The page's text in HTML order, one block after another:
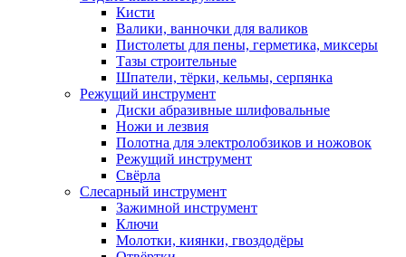
Кисти
Валики, ванночки для валиков
Пистолеты для пены, герметика, миксеры
Тазы строительные
Шпатели, тёрки, кельмы, серпянка
Режущий инструмент
Диски абразивные шлифовальные
Ножи и лезвия
Полотна для электролобзиков и ножовок
Режущий инструмент
Свёрла
Слесарный инструмент
Зажимной инструмент
Ключи
Молотки, киянки, гвоздодёры